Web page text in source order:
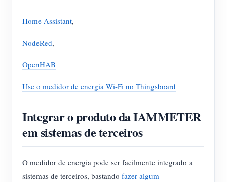
Home Assistant,
NodeRed,
OpenHAB
Use o medidor de energia Wi-Fi no Thingsboard
Integrar o produto da IAMMETER
em sistemas de terceiros
O medidor de energia pode ser facilmente integrado a
sistemas de terceiros, bastando fazer algum